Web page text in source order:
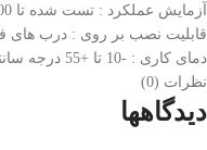
آزمایش عملکرد : تست شده تا 500.000 چرخه باز و بسته شدن
قابلیت نصب بر روی : درب های
دمای کاری : -10 تا +55 درجه سانتیگراد
نظرات (0)
دیدگاهها